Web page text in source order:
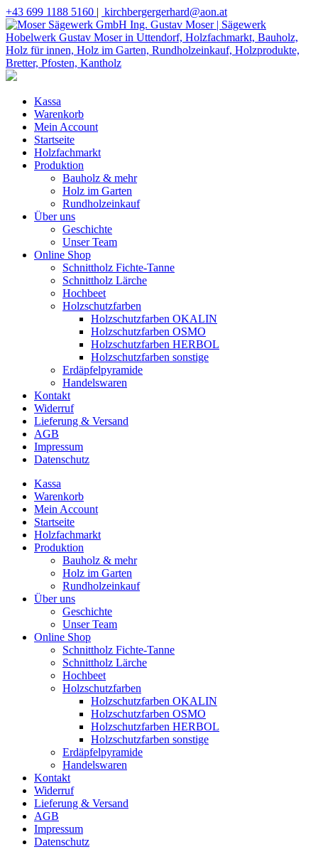
+43 699 1188 5160 | kirchbergergerhard@aon.at
Kassa
Warenkorb
Mein Account
Startseite
Holzfachmarkt
Produktion
Bauholz & mehr
Holz im Garten
Rundholzeinkauf
Über uns
Geschichte
Unser Team
Online Shop
Schnittholz Fichte-Tanne
Schnittholz Lärche
Hochbeet
Holzschutzfarben
Holzschutzfarben OKALIN
Holzschutzfarben OSMO
Holzschutzfarben HERBOL
Holzschutzfarben sonstige
Erdäpfelpyramide
Handelswaren
Kontakt
Widerruf
Lieferung & Versand
AGB
Impressum
Datenschutz
Kassa
Warenkorb
Mein Account
Startseite
Holzfachmarkt
Produktion
Bauholz & mehr
Holz im Garten
Rundholzeinkauf
Über uns
Geschichte
Unser Team
Online Shop
Schnittholz Fichte-Tanne
Schnittholz Lärche
Hochbeet
Holzschutzfarben
Holzschutzfarben OKALIN
Holzschutzfarben OSMO
Holzschutzfarben HERBOL
Holzschutzfarben sonstige
Erdäpfelpyramide
Handelswaren
Kontakt
Widerruf
Lieferung & Versand
AGB
Impressum
Datenschutz